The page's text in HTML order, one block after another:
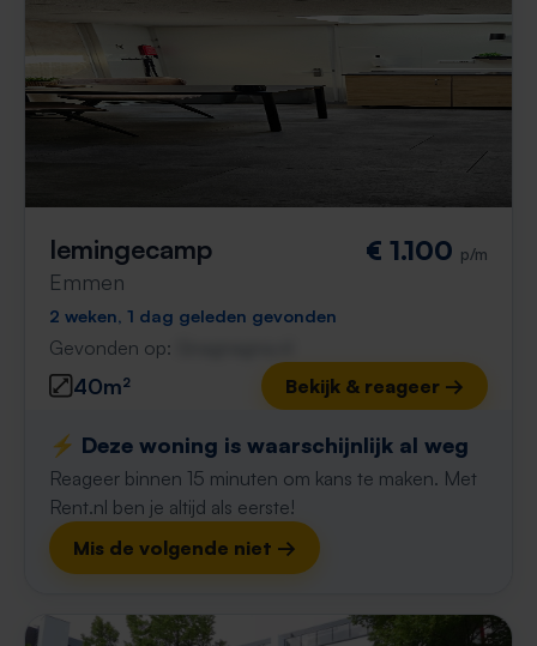
Iemingecamp
Emmen
€ 1.100 p/m
2 weken, 1 dag geleden gevonden
Gevonden op:
40m² Bekijk & reageer →
⚡️ Deze woning is waarschijnlijk al weg
Reageer binnen 15 minuten om kans te maken. Met
Rent.nl ben je altijd als eerste!
Mis de volgende niet →